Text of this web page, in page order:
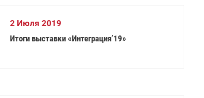
2 Июля 2019
Итоги выставки «Интеграция’19»